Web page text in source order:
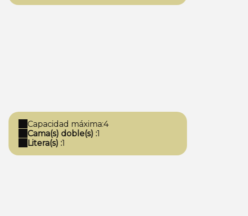
Capacidad máxima:4
Cama(s) doble(s) :1
Litera(s) :1